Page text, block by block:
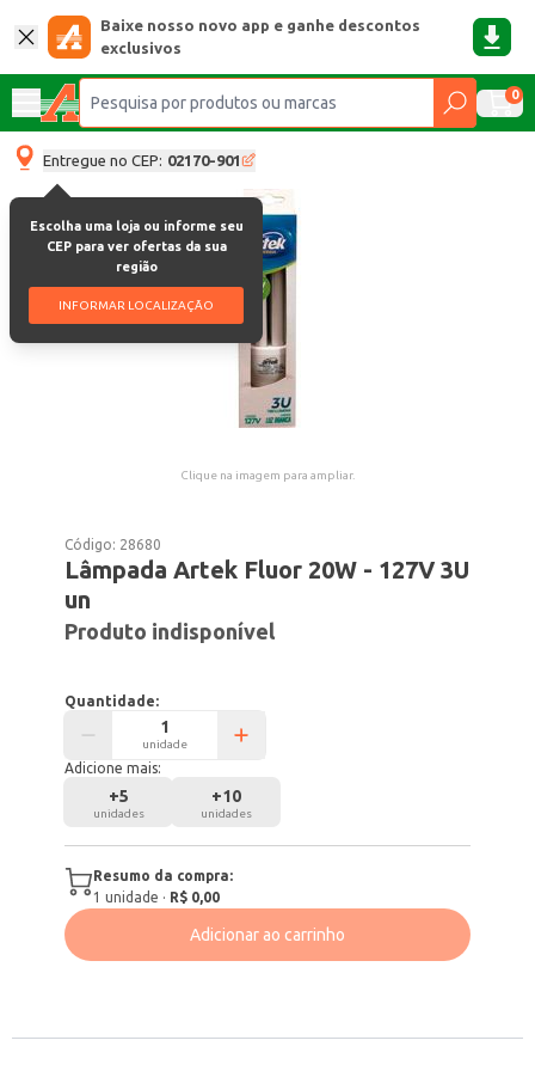
Baixe nosso novo app e ganhe descontos
exclusivos
0
Entregue no CEP: 02170-901
Escolha uma loja ou informe seu
CEP para ver ofertas da sua
região
INFORMAR LOCALIZAÇÃO
Clique na imagem para ampliar.
Código: 28680
Lâmpada Artek Fluor 20W - 127V 3U
un
Produto indisponível
Quantidade:
unidade
Adicione mais:
+5
unidades
+10
unidades
Resumo da compra:
1 unidade · R$ 0,00
Adicionar ao carrinho